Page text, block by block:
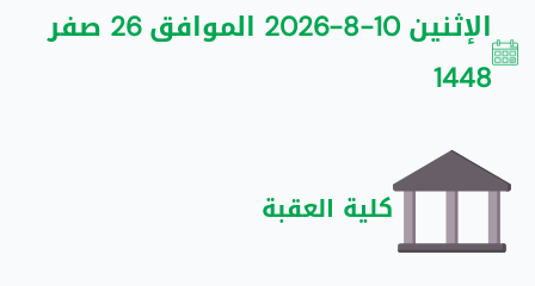
الإثنين 10-8-2026 الموافق 26 صفر
1448
كلية العقبة